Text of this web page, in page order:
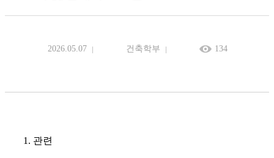
2026.05.07 건축학부 134
1. 관련